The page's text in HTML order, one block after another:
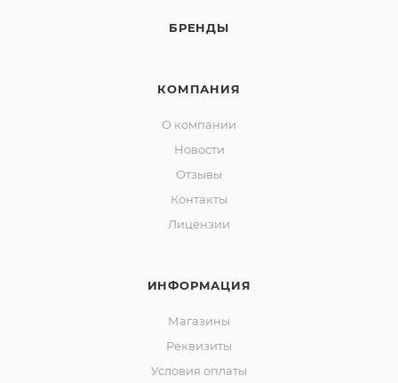
БРЕНДЫ
КОМПАНИЯ
О компании
Новости
Отзывы
Контакты
Лицензии
ИНФОРМАЦИЯ
Магазины
Реквизиты
Условия оплаты